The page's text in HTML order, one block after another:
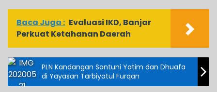
Baca Juga : Evaluasi IKD, Banjar
Perkuat Ketahanan Daerah
PLN Kandangan Santuni Yatim dan Dhuafa
di Yayasan Tarbiyatul Furqan